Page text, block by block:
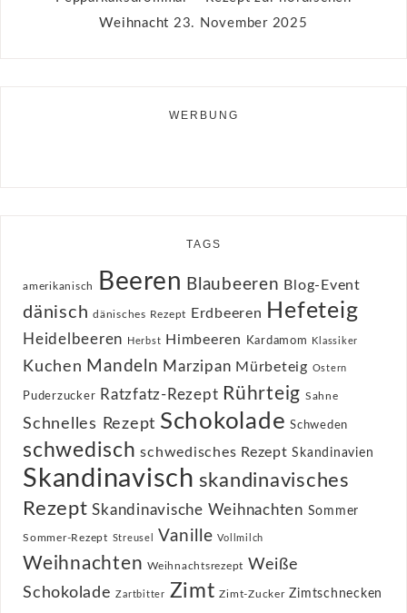
Weihnacht 23. November 2025
WERBUNG
TAGS
amerikanisch Beeren Blaubeeren Blog-Event
dänisch dänisches Rezept Erdbeeren Hefeteig
Heidelbeeren Herbst Himbeeren Kardamom Klassiker
Kuchen Mandeln Marzipan Mürbeteig Ostern
Puderzucker Ratzfatz-Rezept Rührteig Sahne
Schnelles Rezept Schokolade Schweden
schwedisch schwedisches Rezept Skandinavien
Skandinavisch skandinavisches
Rezept Skandinavische Weihnachten Sommer
Sommer-Rezept Streusel Vanille Vollmilch
Weihnachten Weihnachtsrezept Weiße
Schokolade Zartbitter Zimt Zimt-Zucker Zimtschnecken